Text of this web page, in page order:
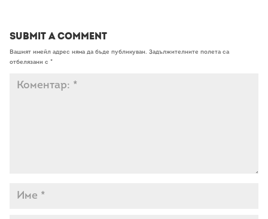
Submit a Comment
Вашият имейл адрес няма да бъде публикуван. Задължителните полета са
отбелязани с *